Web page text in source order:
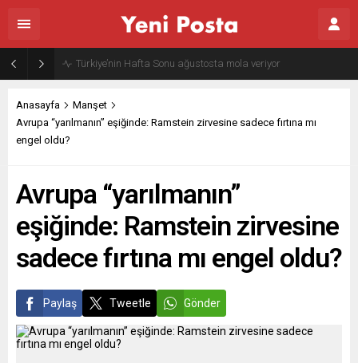
Gazze’nin geleceği: Teknokratik kontrol mü, kolonializm mi?
Anasayfa
Manşet
Avrupa “yarılmanın” eşiğinde: Ramstein zirvesine sadece fırtına mı
engel oldu?
Avrupa “yarılmanın”
eşiğinde: Ramstein zirvesine
sadece fırtına mı engel oldu?
Paylaş Tweetle Gönder